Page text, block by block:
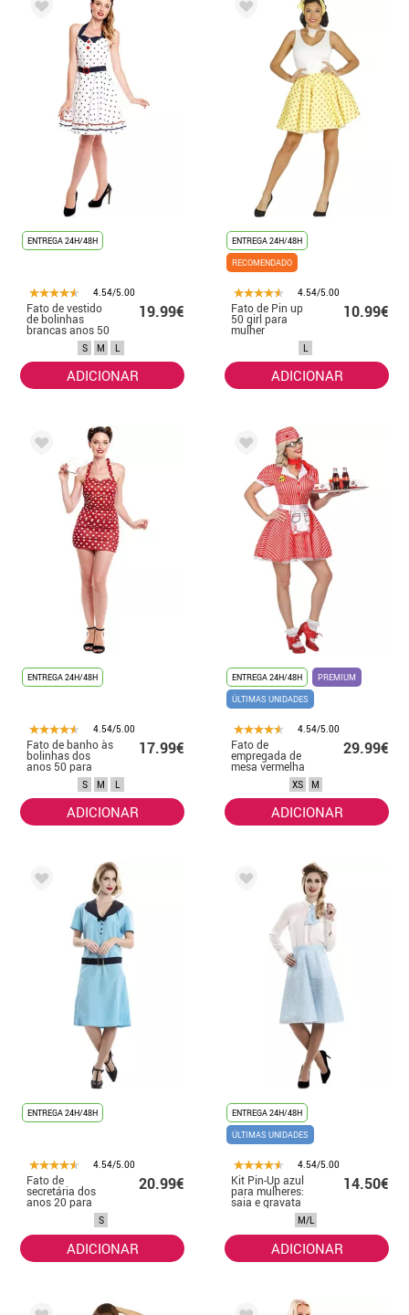
ENTREGA 24H/48H
4.54/5.00
Fato de vestido
de bolinhas
brancas anos 50
19.99€
S M L
ADICIONAR
ENTREGA 24H/48H
RECOMENDADO
4.54/5.00
Fato de Pin up
50 girl para
mulher
10.99€
L
ADICIONAR
ENTREGA 24H/48H
4.54/5.00
Fato de banho às
bolinhas dos
anos 50 para
17.99€
S M L
ADICIONAR
ENTREGA 24H/48H
PREMIUM
ÚLTIMAS UNIDADES
4.54/5.00
Fato de
empregada de
mesa vermelha
dos anos 50 para
29.99€
XS M
ADICIONAR
ENTREGA 24H/48H
4.54/5.00
Fato de
secretária dos
anos 20 para
20.99€
S
ADICIONAR
ENTREGA 24H/48H
ÚLTIMAS UNIDADES
4.54/5.00
Kit Pin-Up azul
para mulheres:
saia e gravata
14.50€
M/L
ADICIONAR